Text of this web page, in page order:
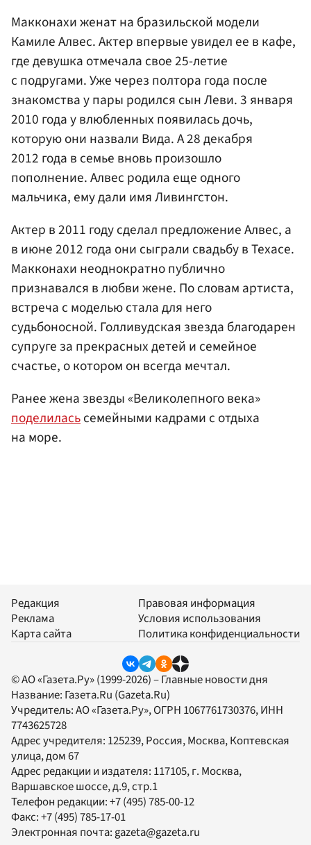
Макконахи женат на бразильской модели
Камиле Алвес. Актер впервые увидел ее в кафе,
где девушка отмечала свое 25-летие
с подругами. Уже через полтора года после
знакомства у пары родился сын Леви. 3 января
2010 года у влюбленных появилась дочь,
которую они назвали Вида. А 28 декабря
2012 года в семье вновь произошло
пополнение. Алвес родила еще одного
мальчика, ему дали имя Ливингстон.
Актер в 2011 году сделал предложение Алвес, а
в июне 2012 года они сыграли свадьбу в Техасе.
Макконахи неоднократно публично
признавался в любви жене. По словам артиста,
встреча с моделью стала для него
судьбоносной. Голливудская звезда благодарен
супруге за прекрасных детей и семейное
счастье, о котором он всегда мечтал.
Ранее жена звезды «Великолепного века»
поделиласьсемейными кадрами с отдыха
на море.
Редакция
Реклама
Карта сайта
Правовая информация
Условия использования
Политика конфиденциальности
© АО «Газета.Ру» (1999-2026) – Главные новости дня
Название: Газета.Ru (Gazeta.Ru)
Учредитель:АО «Газета.Ру», ОГРН 1067761730376, ИНН
7743625728
Адрес учредителя: 125239, Россия, Москва, Коптевская
улица, дом 67
Адрес редакции и издателя: 117105, г. Москва,
Варшавское шоссе, д.9, стр.1
Телефон редакции:+7 (495) 785-00-12
Факс:+7 (495) 785-17-01
Электронная почта:gazeta@gazeta.ru